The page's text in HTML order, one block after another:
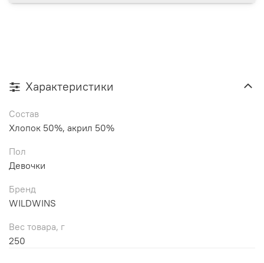
Характеристики
Состав
Хлопок 50%, акрил 50%
Пол
Девочки
Бренд
WILDWINS
Вес товара, г
250